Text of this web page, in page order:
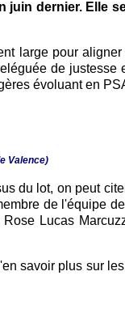
juin dernier. Elle
large pour
de justesse
évoluant en
Valence)
du lot, on peut
de l'équipe
Lucas
savoir plus sur